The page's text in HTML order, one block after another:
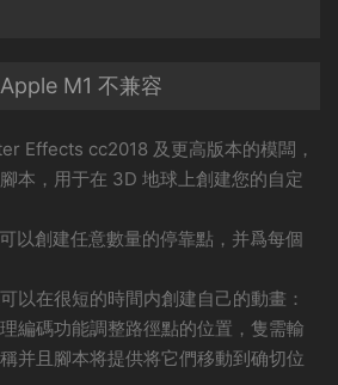
M1 不兼容
Effects cc2018 及更高版本的模闆，
本，用于在 3D 地球上創建您的自定
以創建任意數量的停靠點，并爲每個
以在很短的時間内創建自己的動畫：
編碼功能調整路徑點的位置，隻需輸
并且腳本将提供将它們移動到确切位